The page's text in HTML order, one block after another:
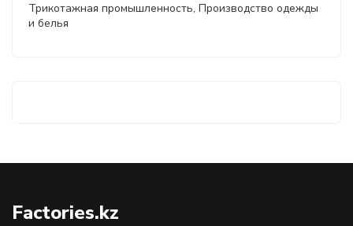
Трикотажная промышленность, Производство одежды
и белья
Factories.kz